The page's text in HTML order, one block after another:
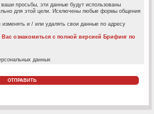
просьбы, эти данные будут использованы
для этой цели. Исключены любые формы общения
и / или удалять свои данные по адресу
ознакомиться с полной версией Брифинг по
данных